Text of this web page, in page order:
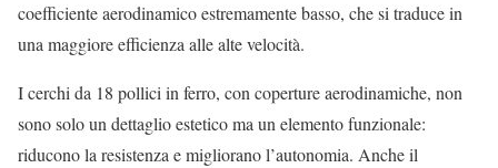
coefficiente aerodinamico estremamente basso, che si traduce in
una maggiore efficienza alle alte velocità.
I cerchi da 18 pollici in ferro, con coperture aerodinamiche, non
sono solo un dettaglio estetico ma un elemento funzionale:
riducono la resistenza e migliorano l’autonomia. Anche il